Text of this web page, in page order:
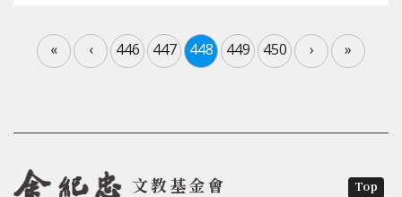
« ‹ 446 447 448 449 450 › »
文教基金會 Top